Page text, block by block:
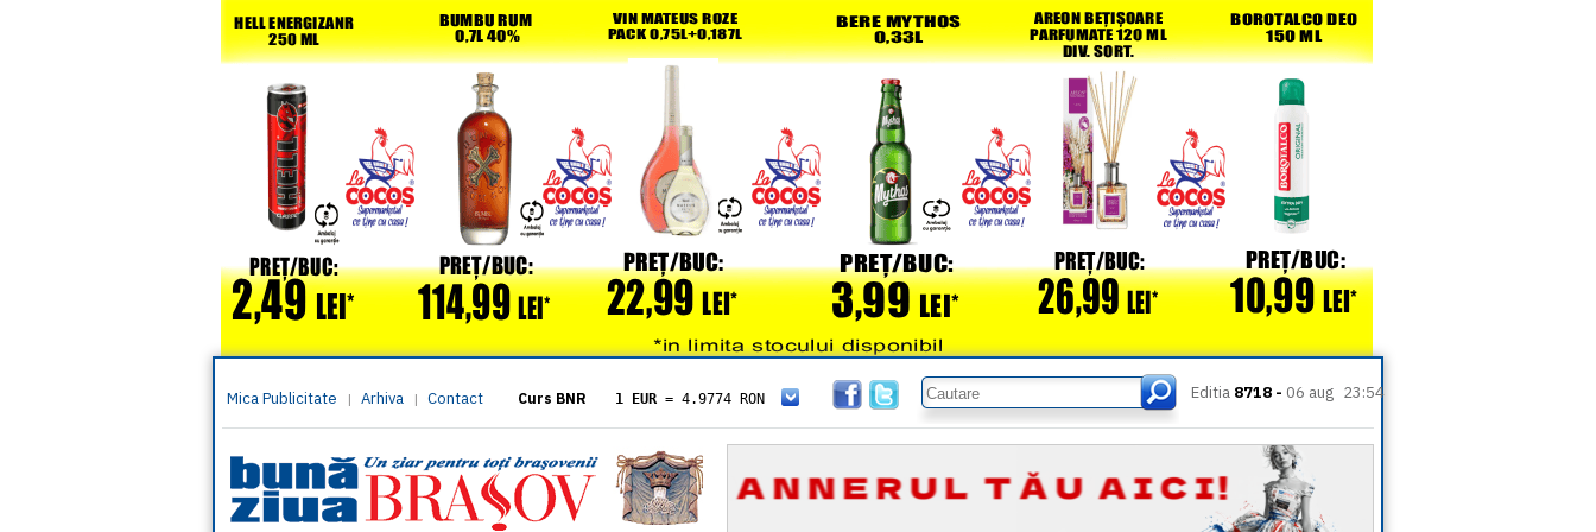
Mica Publicitate | Arhiva | Contact Curs BNR 1 EUR = 4.9774 RON
= 5.8304 RON
1 XAU= 464.4611 RON
1 AED= 1.1933 RON
1 AUD= 2.7957 RON
1 BGN= 2.5449 RON
Editia 8718 - 06 aug 23:54